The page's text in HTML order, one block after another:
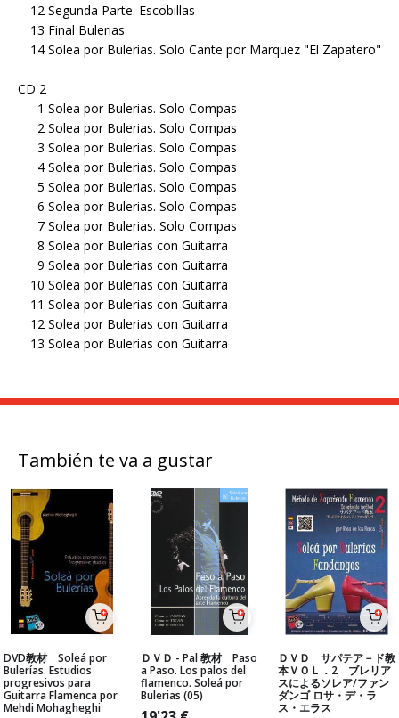
12 Segunda Parte. Escobillas
13 Final Bulerias
14 Solea por Bulerias. Solo Cante por Marquez "El Zapatero"
CD 2
1 Solea por Bulerias. Solo Compas
2 Solea por Bulerias. Solo Compas
3 Solea por Bulerias. Solo Compas
4 Solea por Bulerias. Solo Compas
5 Solea por Bulerias. Solo Compas
6 Solea por Bulerias. Solo Compas
7 Solea por Bulerias. Solo Compas
8 Solea por Bulerias con Guitarra
9 Solea por Bulerias con Guitarra
10 Solea por Bulerias con Guitarra
11 Solea por Bulerias con Guitarra
12 Solea por Bulerias con Guitarra
13 Solea por Bulerias con Guitarra
También te va a gustar
DVD教材 Soleá por
Bulerías. Estudios
progresivos para
Guitarra Flamenca por
Mehdi Mohagheghi
ＤＶＤ - Pal 教材 Paso
a Paso. Los palos del
flamenco. Soleá por
Bulerias (05)
ＤＶＤ サパテア－ド教
本ＶＯＬ．2 ブレリア
スによるソレア/ファン
ダンゴ ロサ・デ・ラ
ス・エラス